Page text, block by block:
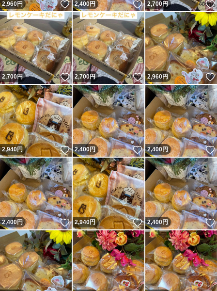
2,960円 いいね！
2,400円 いいね！
2,700円
2,700円 いいね！
2,700円 いいね！
2,960円
2,940円 いいね！
2,400円 いいね！
2,400円
2,400円 いいね！
2,940円 いいね！
2,400円